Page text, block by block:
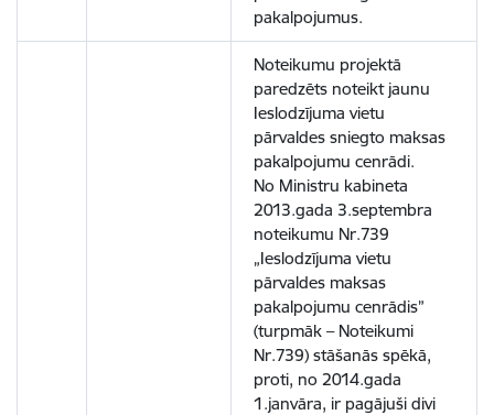
pakalpojumus.
Noteikumu projektā
paredzēts noteikt jaunu
Ieslodzījuma vietu
pārvaldes sniegto maksas
pakalpojumu cenrādi.
No Ministru kabineta
2013.gada 3.septembra
noteikumu Nr.739
„Ieslodzījuma vietu
pārvaldes maksas
pakalpojumu cenrādis”
(turpmāk – Noteikumi
Nr.739) stāšanās spēkā,
proti, no 2014.gada
1.janvāra, ir pagājuši divi